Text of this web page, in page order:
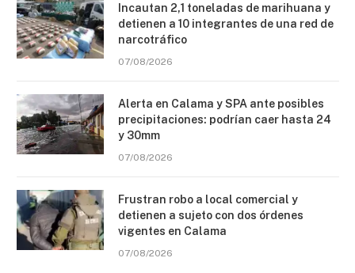
Incautan 2,1 toneladas de marihuana y
detienen a 10 integrantes de una red de
narcotráfico
07/08/2026
Alerta en Calama y SPA ante posibles
precipitaciones: podrían caer hasta 24
y 30mm
07/08/2026
Frustran robo a local comercial y
detienen a sujeto con dos órdenes
vigentes en Calama
07/08/2026